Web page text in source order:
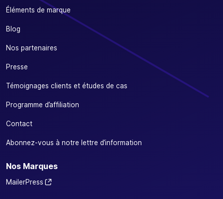
Éléments de marque
Blog
Nos partenaires
Presse
Témoignages clients et études de cas
Programme d’affiliation
Contact
Abonnez-vous à notre lettre d’information
Nos Marques
MailerPress